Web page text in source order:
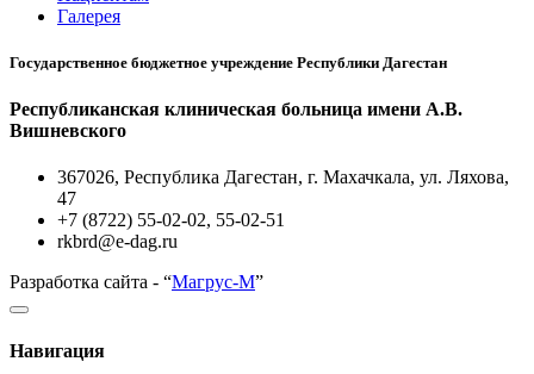
Галерея
Государственное бюджетное учреждение Республики Дагестан
Республиканская клиническая больница имени А.В.
Вишневского
367026, Республика Дагестан, г. Махачкала, ул. Ляхова,
47
+7 (8722) 55-02-02, 55-02-51
rkbrd@e-dag.ru
Разработка сайта - “Магрус-М”
Навигация